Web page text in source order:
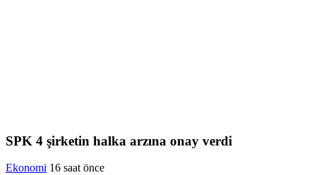
SPK 4 şirketin halka arzına onay verdi
Ekonomi 16 saat önce